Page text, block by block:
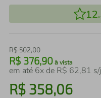
R$502,00
R$ 376,90 à vista
em até 6x de R$ 62,81
R$ 358,06